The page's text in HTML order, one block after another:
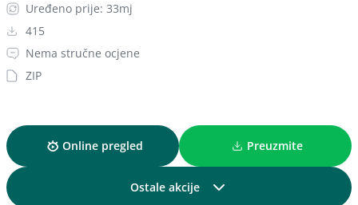
Uređeno prije: 33mj
415
Nema stručne ocjene
ZIP
Online pregled Preuzmite
Ostale akcije